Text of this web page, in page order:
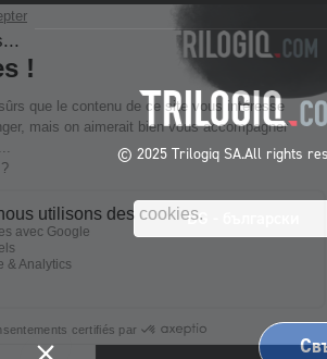
© 2025 Trilogiq SA.All rights
BG